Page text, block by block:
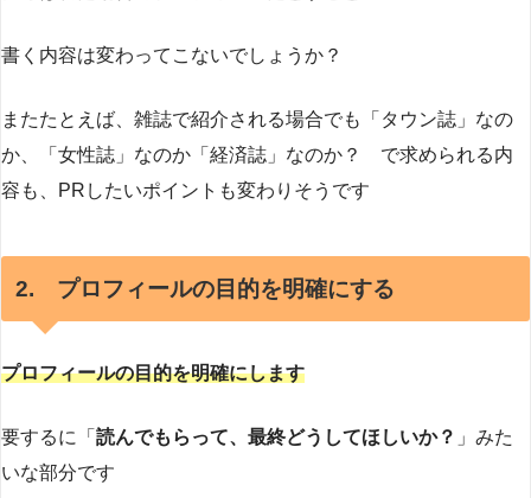
書く内容は変わってこないでしょうか？
またたとえば、雑誌で紹介される場合でも「タウン誌」なの
か、「女性誌」なのか「経済誌」なのか？ で求められる内
容も、PRしたいポイントも変わりそうです
2. プロフィールの目的を明確にする
プロフィールの目的を明確にします
要するに「 読んでもらって、最終どうしてほしいか？ 」みた
いな部分です